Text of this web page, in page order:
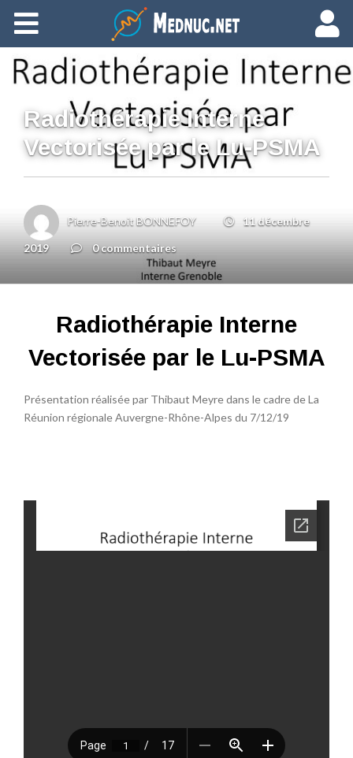
Ajouter du contenu
Radiothérapie Interne
Vectorisée par le Lu-PSMA
Pierre-Benoit BONNEFOY
11 décembre
2019
0 commentaires
Radiothérapie Interne
Vectorisée par le Lu-PSMA
Présentation réalisée par Thibaut Meyre dans le cadre de La
Réunion régionale Auvergne-Rhône-Alpes du 7/12/19